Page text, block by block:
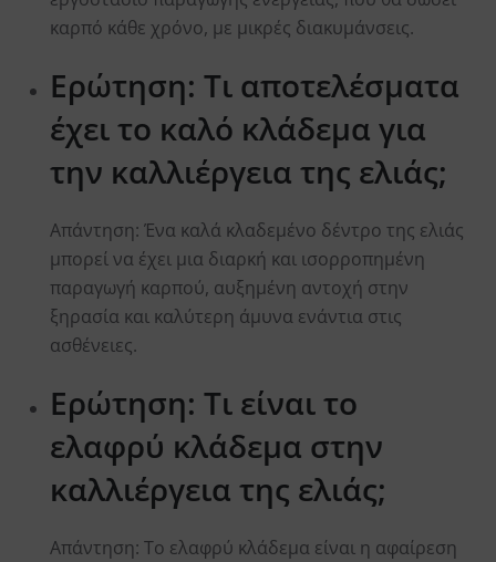
καρπό κάθε χρόνο, με μικρές διακυμάνσεις.
Ερώτηση: Τι αποτελέσματα
έχει το καλό κλάδεμα για
την καλλιέργεια της ελιάς;
Aπάντηση: Ένα καλά κλαδεμένο δέντρο της ελιάς
μπορεί να έχει μια διαρκή και ισορροπημένη
παραγωγή καρπού, αυξημένη αντοχή στην
ξηρασία και καλύτερη άμυνα ενάντια στις
ασθένειες.
Ερώτηση: Τι είναι το
ελαφρύ κλάδεμα στην
καλλιέργεια της ελιάς;
Aπάντηση: Το ελαφρύ κλάδεμα είναι η αφαίρεση